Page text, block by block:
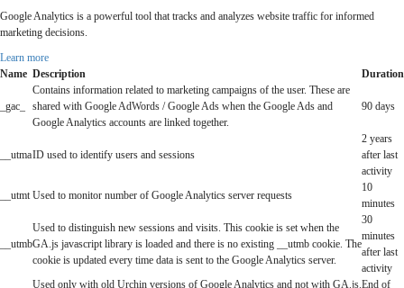
Google Analytics is a powerful tool that tracks and analyzes website traffic for informed
marketing decisions.
Learn more
Name Description Duration
_gac_
Contains information related to marketing campaigns of the user. These are
shared with Google AdWords / Google Ads when the Google Ads and
Google Analytics accounts are linked together.
90 days
__utmaID used to identify users and sessions
2 years
after last
activity
__utmt Used to monitor number of Google Analytics server requests
10
minutes
__utmb
Used to distinguish new sessions and visits. This cookie is set when the
GA.js javascript library is loaded and there is no existing __utmb cookie. The
cookie is updated every time data is sent to the Google Analytics server.
30
minutes
after last
activity
Used only with old Urchin versions of Google Analytics and not with GA.js. End of